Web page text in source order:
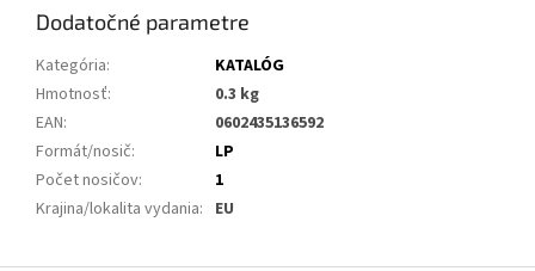
Dodatočné parametre
Kategória:
KATALÓG
Hmotnosť:
0.3 kg
EAN:
0602435136592
Formát/nosič:
LP
Počet nosičov:
1
Krajina/lokalita vydania: EU